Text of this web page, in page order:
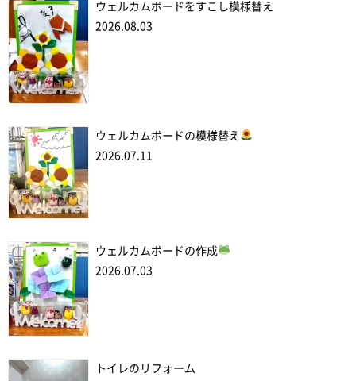
ウェルカムボードをすこし模様替え
2026.08.03
ウェルカムボードの模様替え
2026.07.11
ウェルカムボードの作成
2026.07.03
トイレのリフォーム